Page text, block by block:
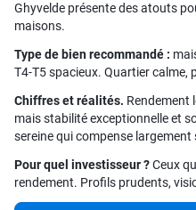
Ghyvelde présente des atouts
maisons.
Type de bien recommandé :
T4-T5 spacieux. Quartier calme,
Chiffres et réalités. Rendement
mais stabilité exceptionnelle et
sereine qui compense largement
Pour quel investisseur ?Ceux
rendement. Profils prudents,